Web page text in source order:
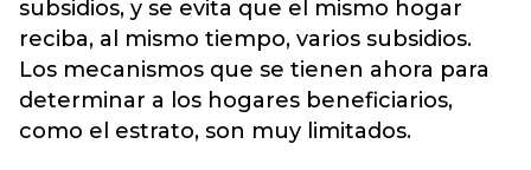
subsidios, y se evita que el mismo hogar
reciba, al mismo tiempo, varios subsidios.
Los mecanismos que se tienen ahora para
determinar a los hogares beneficiarios,
como el estrato, son muy limitados.